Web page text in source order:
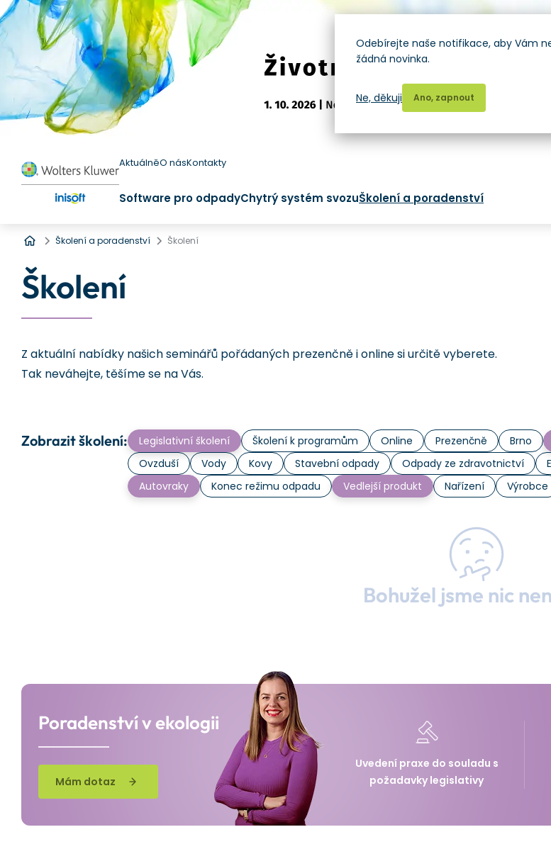
AktuálněO násKontakty
Software pro odpadyChytrý systém svozuŠkolení a poradenství
Úvod
Školení a poradenství Školení
Školení
Z aktuální nabídky našich seminářů pořádaných prezenčně i online si určitě vyberete.
Tak neváhejte, těšíme se na Vás.
Zobrazit školení: Legislativní školení Školení k programům Online Prezenčně Brno
Ovzduší
Vody Kovy Stavební odpady Odpady ze zdravotnictví
Autovraky
Konec režimu odpadu Vedlejší produkt Nařízení Výrobce
Bohužel jsme nic
Poradenství v ekologii
Mám dotaz
Uvedení praxe do souladu s
požadavky legislativy
Odebírejte naše notifikace, aby Vám
žádná novinka.
Ano, zapnout
Ne, děkuji